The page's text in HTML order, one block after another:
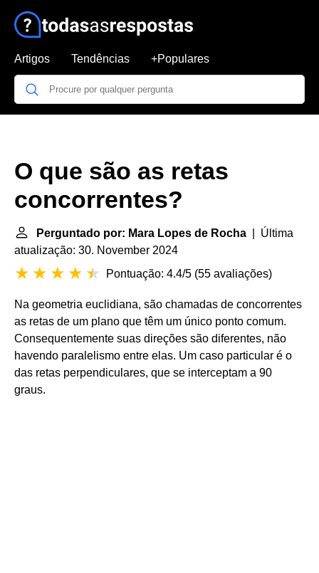
Artigos Tendências +Populares
O que são as retas
concorrentes?
Perguntado por: Mara Lopes de Rocha | Última
atualização: 30. November 2024
Pontuação: 4.4/5 (55 avaliações)
Na geometria euclidiana, são chamadas de concorrentes
as retas de um plano que têm um único ponto comum.
Consequentemente suas direções são diferentes, não
havendo paralelismo entre elas. Um caso particular é o
das retas perpendiculares, que se interceptam a 90
graus.